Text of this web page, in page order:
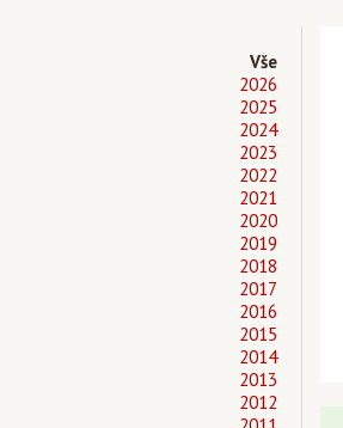
Vše
2026
2025
2024
2023
2022
2021
2020
2019
2018
2017
2016
2015
2014
2013
2012